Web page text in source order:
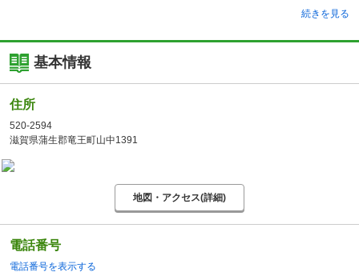
続きを見る
基本情報
住所
520-2594
滋賀県蒲生郡竜王町山中1391
地図・アクセス(詳細)
電話番号
電話番号を表示する